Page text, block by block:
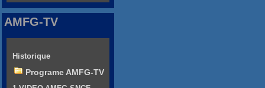
AMFG-TV
Historique
Programe AMFG-TV